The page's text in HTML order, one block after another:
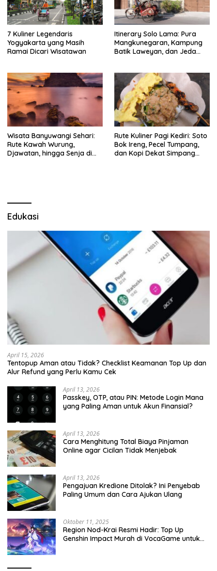
7 Kuliner Legendaris
Yogyakarta yang Masih
Ramai Dicari Wisatawan
Itinerary Solo Lama: Pura
Mangkunegaran, Kampung
Batik Laweyan, dan Jeda
Wisata Banyuwangi Sehari:
Rute Kawah Wurung,
Djawatan, hingga Senja di
Rute Kuliner Pagi Kediri: Soto
Bok Ireng, Pecel Tumpang,
dan Kopi Dekat Simpang
Edukasi
April 15, 2026
Tentopup Aman atau Tidak? Checklist Keamanan Top Up dan
Alur Refund yang Perlu Kamu Cek
April 13, 2026
Passkey, OTP, atau PIN: Metode Login Mana
yang Paling Aman untuk Akun Finansial?
April 13, 2026
Cara Menghitung Total Biaya Pinjaman
Online agar Cicilan Tidak Menjebak
April 13, 2026
Pengajuan Kredione Ditolak? Ini Penyebab
Paling Umum dan Cara Ajukan Ulang
Oktober 11, 2025
Region Nod-Krai Resmi Hadir: Top Up
Genshin Impact Murah di VocaGame untuk